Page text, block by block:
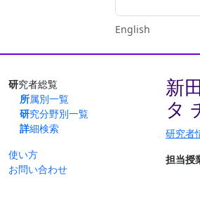
English
研究者総覧
所属別一覧
研究分野別一覧
詳細検索
使い方
お問い合わせ
新
タ
研究者
担当授